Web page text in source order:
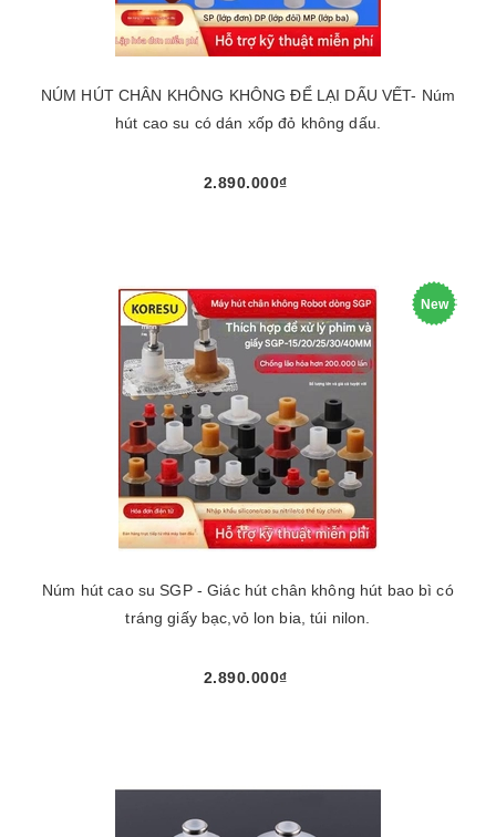
NÚM HÚT CHÂN KHÔNG KHÔNG ĐỂ LẠI DẤU VẾT- Núm
hút cao su có dán xốp đỏ không dấu.
2.890.000₫
New
Núm hút cao su SGP - Giác hút chân không hút bao bì có
tráng giấy bạc,vỏ lon bia, túi nilon.
2.890.000₫